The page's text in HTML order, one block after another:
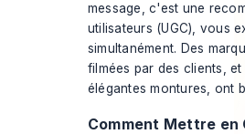
message, c'est une
utilisateurs (UGC), vous
simultanément. Des
filmées par des clients,
élégantes montures, ont
Comment Mettre